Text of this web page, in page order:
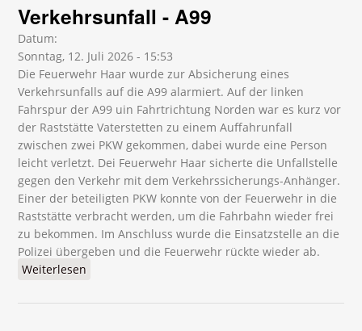
Verkehrsunfall - A99
Datum:
Sonntag, 12. Juli 2026 - 15:53
Die Feuerwehr Haar wurde zur Absicherung eines
Verkehrsunfalls auf die A99 alarmiert. Auf der linken
Fahrspur der A99 uin Fahrtrichtung Norden war es kurz vor
der Raststätte Vaterstetten zu einem Auffahrunfall
zwischen zwei PKW gekommen, dabei wurde eine Person
leicht verletzt. Dei Feuerwehr Haar sicherte die Unfallstelle
gegen den Verkehr mit dem Verkehrssicherungs-Anhänger.
Einer der beteiligten PKW konnte von der Feuerwehr in die
Raststätte verbracht werden, um die Fahrbahn wieder frei
zu bekommen. Im Anschluss wurde die Einsatzstelle an die
Polizei übergeben und die Feuerwehr rückte wieder ab.
Weiterlesen